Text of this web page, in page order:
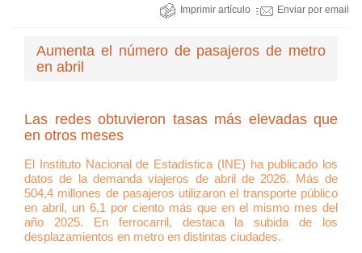
Imprimir artículo Enviar por email
Aumenta el número de pasajeros de metro
en abril
Las redes obtuvieron tasas más elevadas que
en otros meses
El Instituto Nacional de Estadística (INE) ha publicado los
datos de la demanda viajeros de abril de 2026. Más de
504,4 millones de pasajeros utilizaron el transporte público
en abril, un 6,1 por ciento más que en el mismo mes del
año 2025. En ferrocarril, destaca la subida de los
desplazamientos en metro en distintas ciudades.